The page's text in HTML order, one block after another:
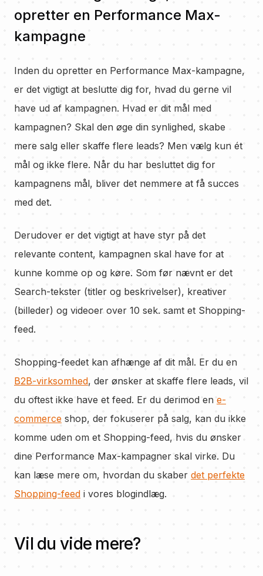
opretter en Performance Max-
kampagne
Inden du opretter en Performance Max-kampagne,
er det vigtigt at beslutte dig for, hvad du gerne vil
have ud af kampagnen. Hvad er dit mål med
kampagnen? Skal den øge din synlighed, skabe
mere salg eller skaffe flere leads? Men vælg kun ét
mål og ikke flere. Når du har besluttet dig for
kampagnens mål, bliver det nemmere at få succes
med det.
Derudover er det vigtigt at have styr på det
relevante content, kampagnen skal have for at
kunne komme op og køre. Som før nævnt er det
Search-tekster (titler og beskrivelser), kreativer
(billeder) og videoer over 10 sek. samt et Shopping-
feed.
Shopping-feedet kan afhænge af dit mål. Er du en
B2B-virksomhed, der ønsker at skaffe flere leads, vil
du oftest ikke have et feed. Er du derimod en e-
commerce shop, der fokuserer på salg, kan du ikke
komme uden om et Shopping-feed, hvis du ønsker
dine Performance Max-kampagner skal virke. Du
kan læse mere om, hvordan du skaber det perfekte
Shopping-feed i vores blogindlæg.
Vil du vide mere?